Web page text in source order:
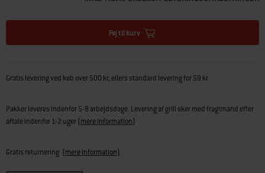
Føj til kurv
Gratis levering ved køb over 500 kr, ellers standard levering for 59 kr
Pakker leveres indenfor 5-8 arbejdsdage. Levering af grill sker med fragtmand efter
aftale indenfor 1-2 uger(mere information)
Gratis returnering (mere information)